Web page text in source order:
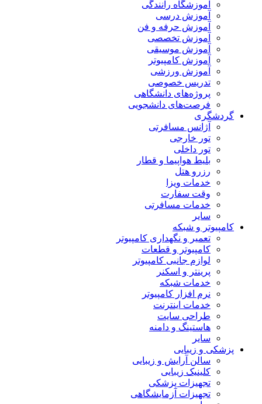
آموزشگاه رانندگی
آموزش درسی
آموزش حرفه و فن
آموزش تخصصی
آموزش موسیقی
آموزش کامپیوتر
آموزش ورزشی
تدریس خصوصی
پروژه‌های دانشگاهی
فرصت‌های دانشجویی
گردشگری
آژانس مسافرتی
تور خارجی
تور داخلی
بلیط هواپیما و قطار
رزرو هتل
خدمات ویزا
وقت سفارت
خدمات مسافرتی
سایر
کامپیوتر و شبکه
تعمیر و نگهداری کامپیوتر
کامپیوتر و قطعات
لوازم جانبی کامپیوتر
پرینتر و اسکنر
خدمات شبکه
نرم افزار کامپیوتر
خدمات اینترنت
طراحی سایت
هاستینگ و دامنه
سایر
پزشکی و زیبایی
سالن آرایش و زیبایی
کلینیک زیبایی
تجهیزات پزشکی
تجهیزات آزمایشگاهی